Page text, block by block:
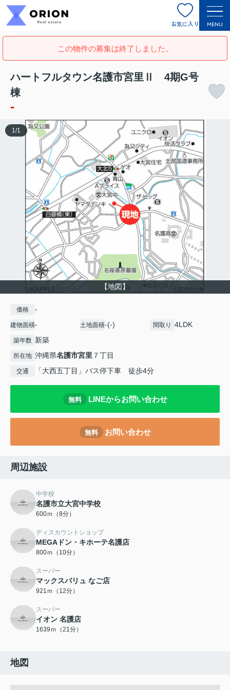
お気に入り MENU
この物件の募集は終了しました。
ハートフルタウン名護市宮里Ⅱ 4期G号
棟
-
【地図】
1 /1
価格 -
建物面積- 土地面積-(-) 間取り 4LDK
築年数 新築
所在地 沖縄県名護市宮里 ７丁目
交通 「大西五丁目」バス停下車 徒歩4分
無料 LINEからお問い合わせ
無料 お問い合わせ
周辺施設
中学校
名護市立大宮中学校
600ｍ（8分）
ディスカウントショップ
MEGAドン・キホーテ名護店
800ｍ（10分）
スーパー
マックスバリュ なご店
921ｍ（12分）
スーパー
イオン 名護店
1639ｍ（21分）
地図